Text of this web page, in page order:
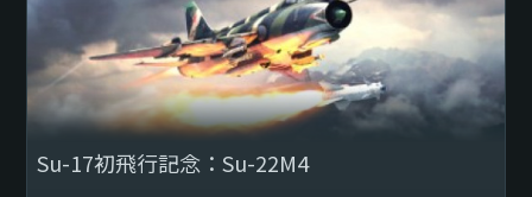
Su-17初飛行記念：Su-22M4